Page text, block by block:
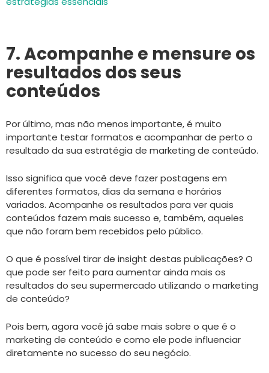
7. Acompanhe e mensure os
resultados dos seus
conteúdos
Por último, mas não menos importante, é muito
importante testar formatos e acompanhar de perto o
resultado da sua estratégia de marketing de conteúdo.
Isso significa que você deve fazer postagens em
diferentes formatos, dias da semana e horários
variados. Acompanhe os resultados para ver quais
conteúdos fazem mais sucesso e, também, aqueles
que não foram bem recebidos pelo público.
O que é possível tirar de insight destas publicações? O
que pode ser feito para aumentar ainda mais os
resultados do seu supermercado utilizando o marketing
de conteúdo?
Pois bem, agora você já sabe mais sobre o que é o
marketing de conteúdo e como ele pode influenciar
diretamente no sucesso do seu negócio.